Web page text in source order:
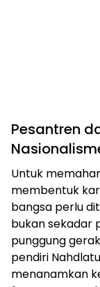
Pesantren
Untuk
membentuk
bangsa perlu
bukan sekadar
punggung
pendiri
menanamkan